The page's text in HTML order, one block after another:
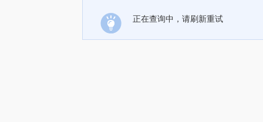
正在查询中，请刷新重试